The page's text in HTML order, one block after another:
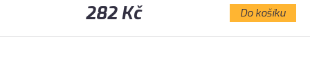
282 Kč Do košíku